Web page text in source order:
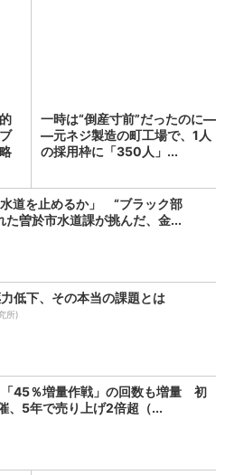
一時は“倒産寸前”だったのに―
―元ネジ製造の町工場で、1人
の採用枠に「350人」...
水道を止めるか」 “ブラック部
た曽於市水道課が挑んだ、金...
低下、その本当の課題とは
所)
「45％増量作戦」の回数も増量 初
、5年で売り上げ2倍超（...